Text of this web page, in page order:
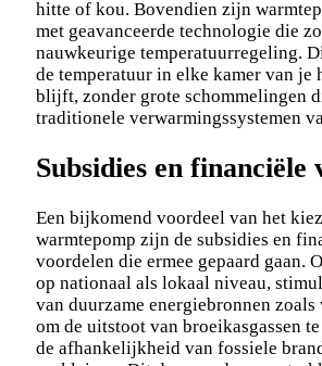
hitte of kou. Bovendien zijn
met geavanceerde technologie die
nauwkeurige temperatuurregeling.
de temperatuur in elke kamer van je
blijft, zonder grote schommelingen
traditionele verwarmingssystemen
Subsidies en financiële
Een bijkomend voordeel van het
warmtepomp zijn de subsidies en
voordelen die ermee gepaard gaan.
op nationaal als lokaal niveau,
van duurzame energiebronnen zoals
om de uitstoot van broeikasgassen
de afhankelijkheid van fossiele